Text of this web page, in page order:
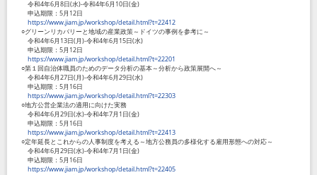
令和4年6月8日(水)-令和4年6月10日(金)
申込期限：5月12日
https://www.jiam.jp/workshop/detail.html?t=22412
○グリーンリカバリーと地域の産業政策～ドイツの事例を参考に～
令和4年6月13日(月)-令和4年6月15日(水)
申込期限：5月12日
https://www.jiam.jp/workshop/detail.html?t=22201
○第１回自治体職員のためのデータ分析の基本～分析から政策展開へ～
令和4年6月27日(月)-令和4年6月29日(水)
申込期限：5月16日
https://www.jiam.jp/workshop/detail.html?t=22303
○地方公営企業法の適用に向けた実務
令和4年6月29日(水)-令和4年7月1日(金)
申込期限：5月16日
https://www.jiam.jp/workshop/detail.html?t=22413
○定年延長とこれからの人事制度を考える～地方公務員の多様化する雇用形態への対応～
令和4年6月29日(水)-令和4年7月1日(金)
申込期限：5月16日
https://www.jiam.jp/workshop/detail.html?t=22405